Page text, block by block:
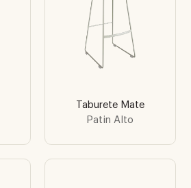
Taburete Mate
Patin Alto